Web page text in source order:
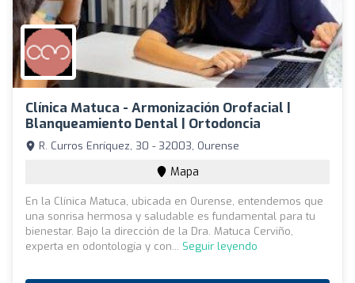
Clínica Matuca - Armonización Orofacial |
Blanqueamiento Dental | Ortodoncia
R. Curros Enríquez, 30 - 32003, Ourense
Mapa
En la Clínica Matuca, ubicada en Ourense, entendemos que
una sonrisa hermosa y saludable es fundamental para tu
bienestar. Bajo la dirección de la Dra. Matuca Cerviño,
experta en odontología y con... Seguir leyendo